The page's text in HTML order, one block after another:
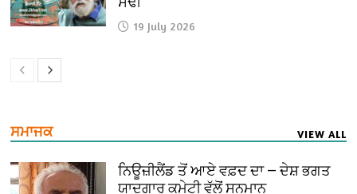
19 July 2026
ਸਮਾਜਕ VIEW ALL
ਨਿਊਜ਼ੀਲੈਂਡ ਤੋਂ ਆਏ ਵਫ਼ਦ ਦਾ — ਦੇਸ਼ ਭਗਤ
ਯਾਦਗਾਰ ਕਮੇਟੀ ਵੱਲੋਂ ਸਨਮਾਨ